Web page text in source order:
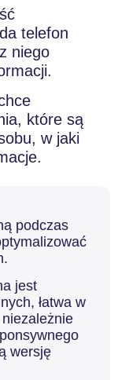
telefon
niego
które są
w jaki
podczas
jest
łatwa w
wersję